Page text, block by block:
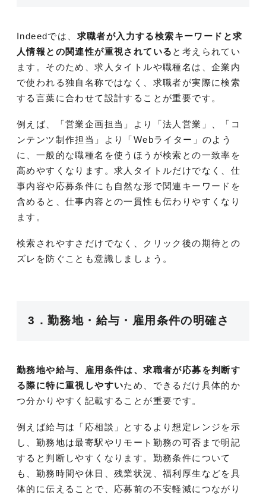
Indeedでは、 求職者が入力する検索キーワードと求
人情報との関連性が重視されている と考えられてい
ます。そのため、求人タイトルや職種名は、企業内
で使われる独自名称ではなく、求職者が実際に検索
する言葉に合わせて設計することが重要です。
例えば、「営業企画担当」より「法人営業」、「コ
ンテンツ制作担当」より「Webライター」のよう
に、一般的な職種名を使うほうが検索との一致率を
高めやすくなります。求人タイトルだけでなく、仕
事内容や応募条件にも自然な形で関連キーワードを
含めると、仕事内容との一貫性も伝わりやすくなり
ます。
検索されやすさだけでなく、クリック後の期待との
ズレを防ぐことも意識しましょう。
3．勤務地・給与・雇用条件の明確さ
勤務地や給与、雇用条件は、求職者が応募を判断す
る際に特に重視しやすいため、できるだけ具体的か
つ分かりやすく記載することが重要です。
例えば給与は「応相談」とするより想定レンジを示
し、勤務地は最寄駅やリモート勤務の可否まで明記
すると判断しやすくなります。勤務条件について
も、勤務時間や休日、残業状況、福利厚生などを具
体的に伝えることで、応募前の不安軽減につながり